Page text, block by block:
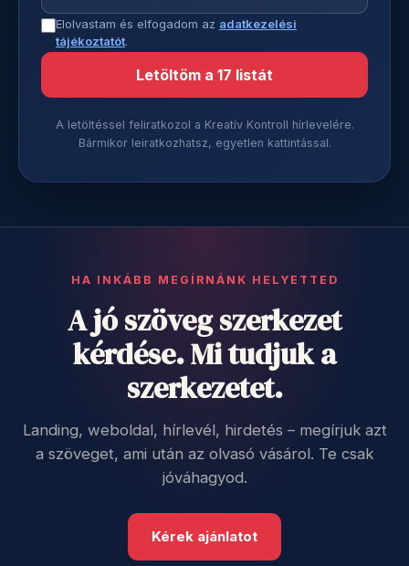
Elolvastam és elfogadom az adatkezelési
tájékoztatót.
Letöltöm a 17 listát
A letöltéssel feliratkozol a Kreatív Kontroll hírlevelére.
Bármikor leiratkozhatsz, egyetlen kattintással.
HA INKÁBB MEGÍRNÁNK HELYETTED
A jó szöveg szerkezet
kérdése. Mi tudjuk a
szerkezetet.
Landing, weboldal, hírlevél, hirdetés – megírjuk azt
a szöveget, ami után az olvasó vásárol. Te csak
jóváhagyod.
Kérek ajánlatot